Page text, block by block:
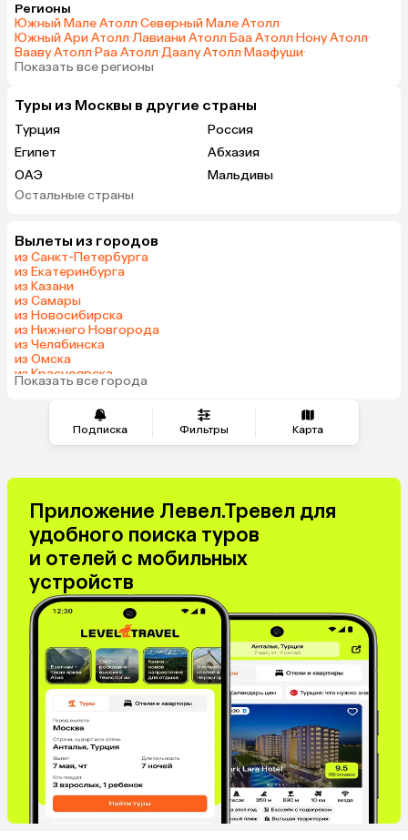
Подписка Фильтры Карта
Регионы
Южный Мале Атолл·Северный Мале Атолл·
Южный Ари Атолл·Лавиани Атолл·Баа Атолл·Нону Атолл·
Вааву Атолл·Раа Атолл·Даалу Атолл·Маафуши·
Показать все регионы
Туры из Москвы в другие страны
Турция
Россия
Египет
Абхазия
ОАЭ
Мальдивы
Сейшелы
Куба
Остальные страны
Вылеты из городов
из Санкт-Петербурга
из Екатеринбурга
из Казани
из Самары
из Новосибирска
из Нижнего Новгорода
из Челябинска
из Омска
из Красноярска
из Волгограда
Показать все города
Приложение Левел.Тревел для
удобного поиска туров
и отелей с мобильных
устройств